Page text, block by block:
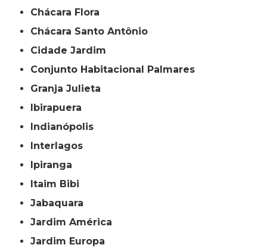
Chácara Flora
Chácara Santo Antônio
Cidade Jardim
Conjunto Habitacional Palmares
Granja Julieta
Ibirapuera
Indianópolis
Interlagos
Ipiranga
Itaim Bibi
Jabaquara
Jardim América
Jardim Europa